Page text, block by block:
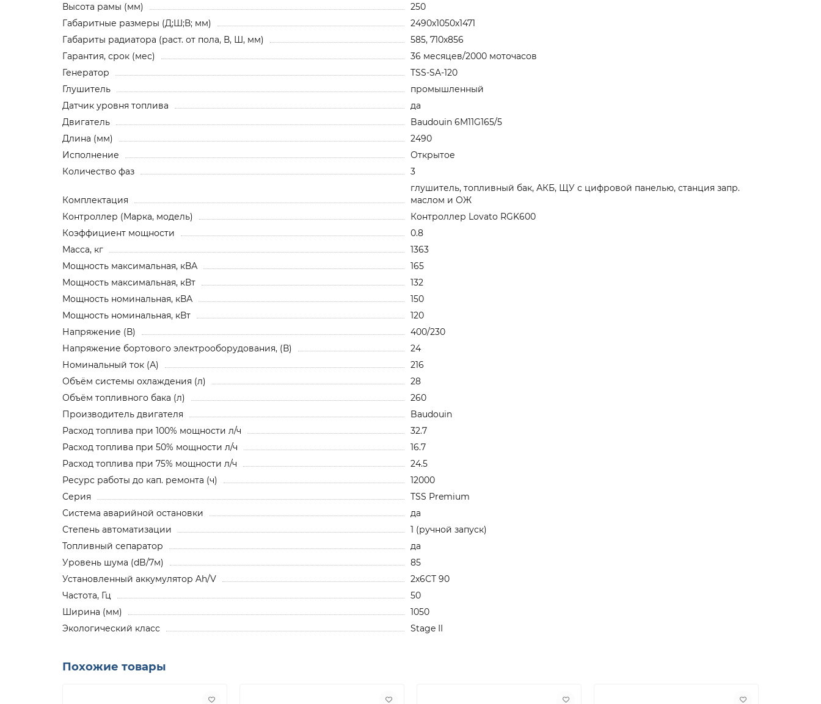
Высота рамы (мм)
250
Габаритные размеры (Д;Ш;В; мм)
2490х1050х1471
Габариты радиатора (раст. от пола, В, Ш, мм)
585, 710х856
Гарантия, срок (мес)
36 месяцев/2000 моточасов
Генератор
TSS-SA-120
Глушитель
промышленный
Датчик уровня топлива
да
Двигатель
Baudouin 6M11G165/5
Длина (мм)
2490
Исполнение
Открытое
Количество фаз
3
Комплектация
глушитель, топливный бак, АКБ, ЩУ с цифровой панелью, станция запр.
маслом и ОЖ
Контроллер (Марка, модель)
Контроллер Lovato RGK600
Коэффициент мощности
0.8
Масса, кг
1363
Мощность максимальная, кВА
165
Мощность максимальная, кВт
132
Мощность номинальная, кВА
150
Мощность номинальная, кВт
120
Напряжение (В)
400/230
Напряжение бортового электрооборудования, (В)
24
Номинальный ток (А)
216
Объём системы охлаждения (л)
28
Объём топливного бака (л)
260
Производитель двигателя
Baudouin
Расход топлива при 100% мощности л/ч
32.7
Расход топлива при 50% мощности л/ч
16.7
Расход топлива при 75% мощности л/ч
24.5
Ресурс работы до кап. ремонта (ч)
12000
Серия
TSS Premium
Система аварийной остановки
да
Степень автоматизации
1 (ручной запуск)
Топливный сепаратор
да
Уровень шума (dB/7м)
85
Установленный аккумулятор Ah/V
2х6СТ 90
Частота, Гц
50
Ширина (мм)
1050
Экологический класс
Stage II
Похожие товары